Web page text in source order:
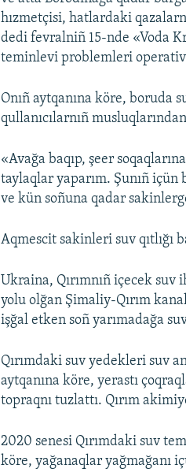
hızmetçisi, hatlardaki
dedi fevralniñ 15-nde «Voda
teminlevi problemleri operativ
Onıñ aytqanına köre, boruda
qullanıcılarnıñ
«Avağa baqıp, şeer
taylaqlar yaparım. Şunıñ içün
ve kün soñuna qadar
Aqmescit sakinleri suv qıtlığı
Ukraina, Qırımnıñ içecek suv
yolu olğan Şimaliy-Qırım
işğal etken soñ yarımadağa
Qırımdaki suv yedekleri suv
aytqanına köre, yerastı
topraqnı tuzlattı. Qırım
2020 senesi Qırımdaki suv
köre, yağanaqlar yağmağanı